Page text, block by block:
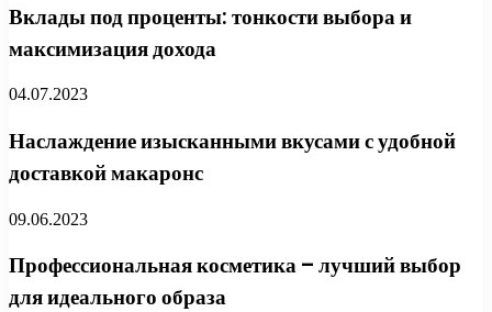
Вклады под проценты: тонкости выбора и
максимизация дохода
04.07.2023
Наслаждение изысканными вкусами с удобной
доставкой макаронс
09.06.2023
Профессиональная косметика – лучший выбор
для идеального образа